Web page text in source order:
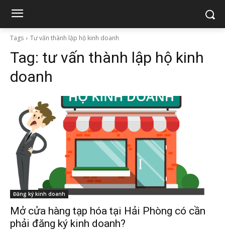
Tags Tư vấn thành lập hộ kinh doanh
Tag: tư vấn thành lập hộ kinh
doanh
Đăng ký kinh doanh
Mở cửa hàng tạp hóa tại Hải Phòng có cần
phải đăng ký kinh doanh?